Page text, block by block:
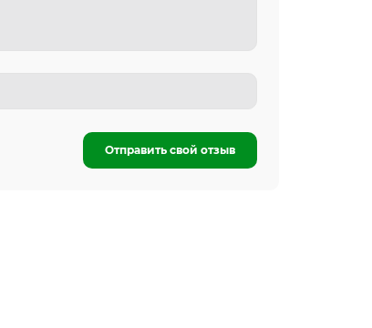
Отправить свой отзыв